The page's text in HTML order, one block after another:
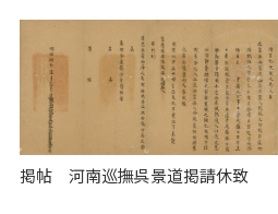
掲帖 河南巡撫呉景道掲請休致